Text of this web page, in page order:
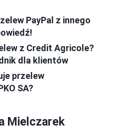
PayPal z innego
z Credit Agricole?
dla klientów
przelew
SA?
Mielczarek